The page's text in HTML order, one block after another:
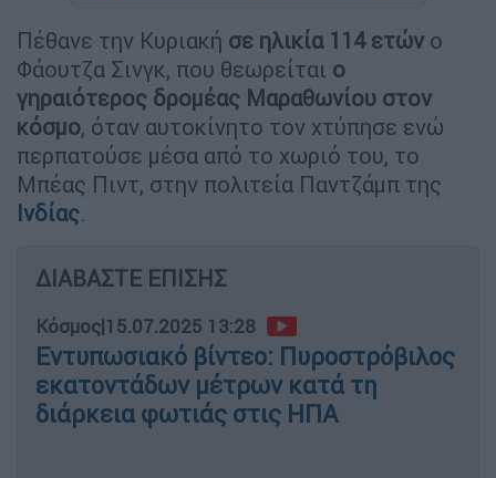
Πέθανε την Κυριακή σε ηλικία 114 ετών ο
Φάουτζα Σινγκ, που θεωρείται ο
γηραιότερος δρομέας Μαραθωνίου στον
κόσμο, όταν αυτοκίνητο τον χτύπησε ενώ
περπατούσε μέσα από το χωριό του, το
Μπέας Πιντ, στην πολιτεία Παντζάμπ της
Ινδίας.
ΔΙΑΒΑΣΤΕ ΕΠΙΣΗΣ
Κόσμος|15.07.2025 13:28
Εντυπωσιακό βίντεο: Πυροστρόβιλος
εκατοντάδων μέτρων κατά τη
διάρκεια φωτιάς στις ΗΠΑ